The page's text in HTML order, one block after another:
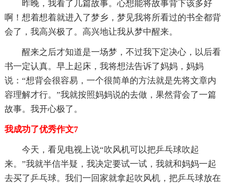
昨晚，我看了几篇故事。心想能将故事背下该多好
啊！想着想着就进入了梦乡，梦见我将所看过的书全都背
会了，我高兴极了。高兴地让我从梦中醒来。
醒来之后才知道是一场梦，不过我下定决心，以后看
书一定认真。早上起床，我将想法告诉了妈妈，妈妈
说：“想背会很容易，一个很简单的方法就是先将文章内
容理解才行。”我就按照妈妈说的去做，果然背会了一篇
故事。我开心极了。
我成功了优秀作文7
今天，看见电视上说“吹风机可以把乒乓球吹起
来。”我就半信半疑，我决定要试一试，我就和妈妈一起
去买了乒乓球。我们一回家就拿起吹风机，把乒乓球放在